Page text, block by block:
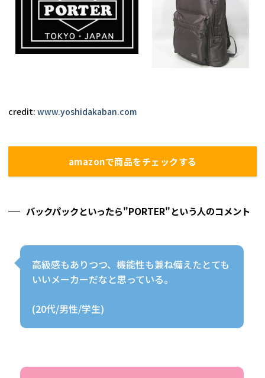
credit: www.yoshidakaban.com
amazonで商品をチェックする
バックパックといったら"PORTER"という人のコメント
高級感もありつつ、機能性も兼ね備えたとても
いいメーカーだなと思っている。
(20代/男性/学生)